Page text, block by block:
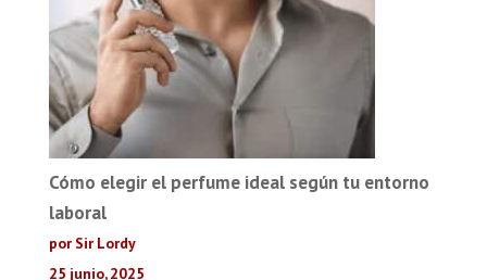
Cómo elegir el perfume ideal según tu entorno
laboral
por Sir Lordy
25 junio, 2025